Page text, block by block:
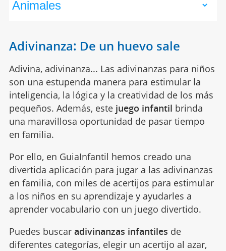
Adivinanza: De un huevo sale
Adivina, adivinanza... Las adivinanzas para niños
son una estupenda manera para estimular la
inteligencia, la lógica y la creatividad de los más
pequeños. Además, este juego infantil brinda
una maravillosa oportunidad de pasar tiempo
en familia.
Por ello, en GuiaInfantil hemos creado una
divertida aplicación para jugar a las adivinanzas
en familia, con miles de acertijos para estimular
a los niños en su aprendizaje y ayudarles a
aprender vocabulario con un juego divertido.
Puedes buscar adivinanzas infantiles de
diferentes categorías, elegir un acertijo al azar,